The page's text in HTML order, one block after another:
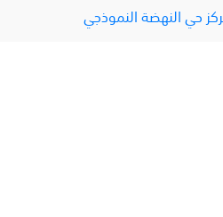
حي النهضة النموذجي